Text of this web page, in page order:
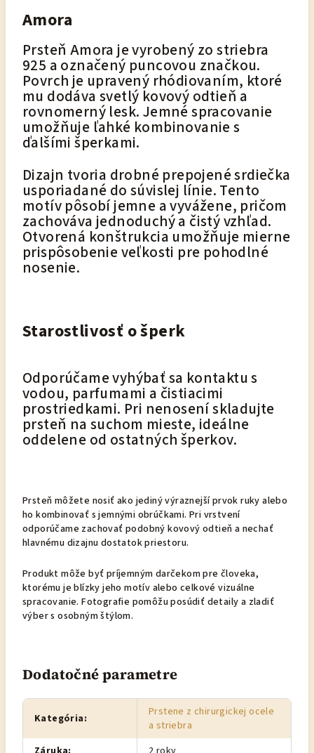
Amora
Prsteň Amora je vyrobený zo striebra
925 a označený puncovou značkou.
Povrch je upravený rhódiovaním, ktoré
mu dodáva svetlý kovový odtieň a
rovnomerný lesk. Jemné spracovanie
umožňuje ľahké kombinovanie s
ďalšími šperkami.
Dizajn tvoria drobné prepojené srdiečka
usporiadané do súvislej línie. Tento
motív pôsobí jemne a vyvážene, pričom
zachováva jednoduchý a čistý vzhľad.
Otvorená konštrukcia umožňuje mierne
prispôsobenie veľkosti pre pohodlné
nosenie.
Starostlivosť o šperk
Odporúčame vyhýbať sa kontaktu s
vodou, parfumami a čistiacimi
prostriedkami. Pri nenosení skladujte
prsteň na suchom mieste, ideálne
oddelene od ostatných šperkov.
Prsteň môžete nosiť ako jediný výraznejší prvok ruky alebo
ho kombinovať s jemnými obrúčkami. Pri vrstvení
odporúčame zachovať podobný kovový odtieň a nechať
hlavnému dizajnu dostatok priestoru.
Produkt môže byť príjemným darčekom pre človeka,
ktorému je blízky jeho motív alebo celkové vizuálne
spracovanie. Fotografie pomôžu posúdiť detaily a zladiť
výber s osobným štýlom.
Dodatočné parametre
Kategória:
Prstene z chirurgickej ocele
a striebra